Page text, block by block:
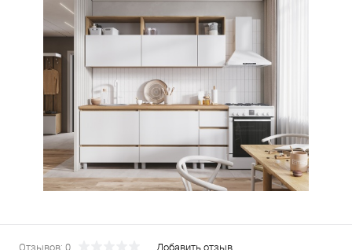
Отзывов: 0 Добавить отзыв